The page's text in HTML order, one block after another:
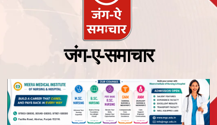
जंग-ए-समाचार